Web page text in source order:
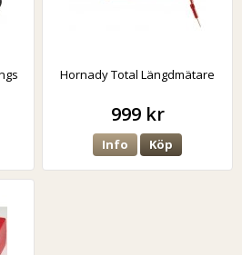
Hornady Total Längdmätare
999 kr
Info Köp